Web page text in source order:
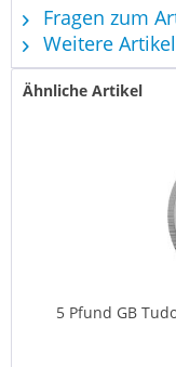
Fragen zum
Weitere
Ähnliche Artikel
5 Pfund GB